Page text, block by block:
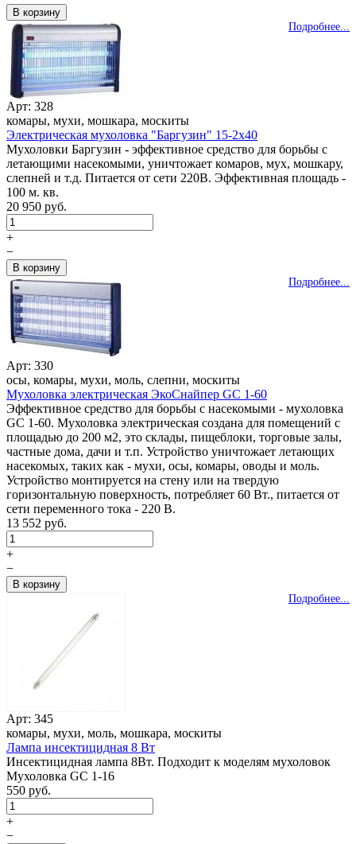
Подробнее...
Арт: 328
комары, мухи, мошкара, москиты
Электрическая мухоловка "Баргузин" 15-2x40
Мухоловки Баргузин - эффективное средство для борьбы с
летающими насекомыми, уничтожает комаров, мух, мошкару,
слепней и т.д. Питается от сети 220В. Эффективная площадь -
100 м. кв.
20 950 руб.
+
−
Подробнее...
Арт: 330
осы, комары, мухи, моль, слепни, москиты
Мухоловка электрическая ЭкоСнайпер GC 1-60
Эффективное средство для борьбы с насекомыми - мухоловка
GC 1-60. Мухоловка электрическая создана для помещений с
площадью до 200 м2, это склады, пищеблоки, торговые залы,
частные дома, дачи и т.п. Устройство уничтожает летающих
насекомых, таких как - мухи, осы, комары, оводы и моль.
Устройство монтируется на стену или на твердую
горизонтальную поверхность, потребляет 60 Вт., питается от
сети переменного тока - 220 В.
13 552 руб.
+
−
Подробнее...
Арт: 345
комары, мухи, моль, мошкара, москиты
Лампа инсектицидная 8 Вт
Инсектицидная лампа 8Вт. Подходит к моделям мухоловок
Мухоловка GC 1-16
550 руб.
+
−